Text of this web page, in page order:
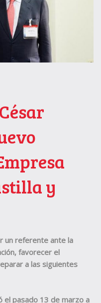
y
un referente ante la
favorecer el
a las siguientes
el pasado 13 de marzo a